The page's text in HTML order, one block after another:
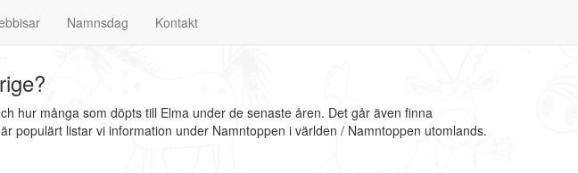
Namnsdag Kontakt
hur många som döpts till Elma under de senaste åren. Det går även finna
populärt listar vi information under Namntoppen i världen / Namntoppen utomlands.